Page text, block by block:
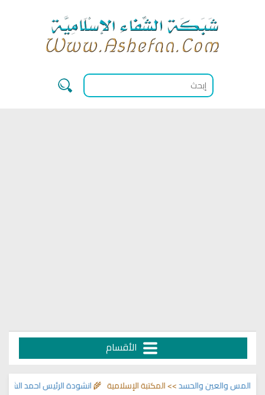
الأقسام
انشودة الرئيس احمد الشرع>> والعين والحسد>> المكتبة الإسلامية 🌾